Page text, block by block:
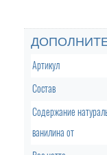
Артикул
Состав
Содержание
ванилина от